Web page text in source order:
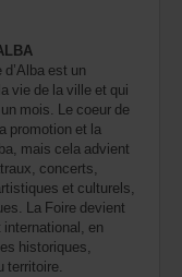
est un
vie de la ville et qui
mois. Le coeur de
promotion et la
mais cela advient
concerts,
et culturels,
La Foire devient
en
historiques,
territoire.